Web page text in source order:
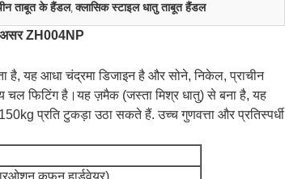
ताबूत के हैंडल,क्लासिक स्टाइल धातु ताबूत हैंडल
असर ZH004NP
यह आधा चंद्रमा डिजाइन है और सोने, निकेल, प्राचीन
चल फिटिंग है।यह ज़मैक (जस्ता मिश्र धातु) से बना है, यह
प्रति टुकड़ा उठा सकते हैं. उच्च गुणवत्ता और प्रतिस्पर्धी
कफन हार्डवेयर)